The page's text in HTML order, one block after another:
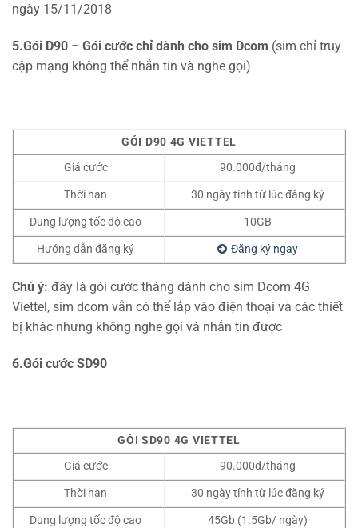
ngày 15/11/2018
5.Gói D90 – Gói cước chỉ dành cho sim Dcom (sim chỉ truy
cập mạng không thể nhắn tin và nghe gọi)
GÓI D90 4G VIETTEL
Giá cước
90.000đ/tháng
Thời hạn
30 ngày tính từ lúc đăng ký
Dung lượng tốc độ cao
10GB
Hướng dẫn đăng ký
Đăng ký ngay
Chú ý: đây là gói cước tháng dành cho sim Dcom 4G
Viettel, sim dcom vẫn có thể lắp vào điện thoại và các thiết
bị khác nhưng không nghe gọi và nhắn tin được
6.Gói cước SD90
GÓI SD90 4G VIETTEL
Giá cước
90.000đ/tháng
Thời hạn
30 ngày tính từ lúc đăng ký
Dung lượng tốc độ cao
45Gb (1.5Gb/ ngày)